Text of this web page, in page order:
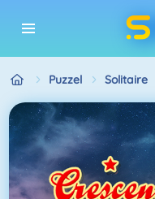
Puzzel Solitaire